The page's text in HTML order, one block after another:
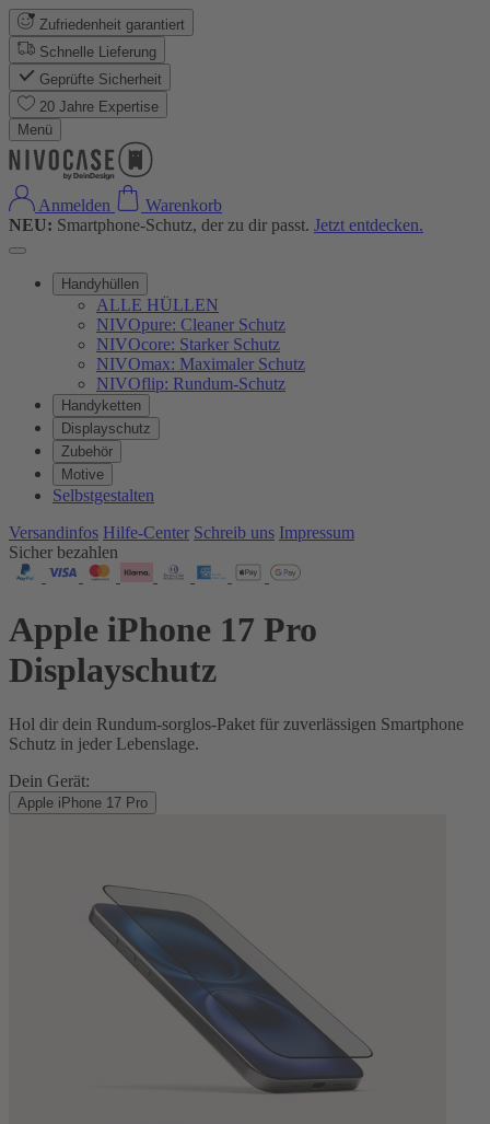
Zufriedenheit garantiert
Schnelle Lieferung
Geprüfte Sicherheit
20 Jahre Expertise
Menü
Anmelden
Warenkorb
NEU: Smartphone-Schutz, der zu dir passt. Jetzt entdecken.
Handyhüllen
ALLE HÜLLEN
NIVOpure: Cleaner Schutz
NIVOcore: Starker Schutz
NIVOmax: Maximaler Schutz
NIVOflip: Rundum-Schutz
Handyketten
Displayschutz
Zubehör
Motive
Selbstgestalten
Versandinfos Hilfe-Center Schreib uns Impressum
Sicher bezahlen
Apple iPhone 17 Pro
Displayschutz
Hol dir dein Rundum-sorglos-Paket für zuverlässigen Smartphone
Schutz in jeder Lebenslage.
Dein Gerät:
Apple iPhone 17 Pro